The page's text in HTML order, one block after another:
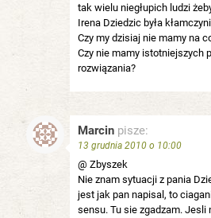
tak wielu niegłupich ludzi
Irena Dziedzic była
Czy my dzisiaj nie mamy na
Czy nie mamy istotniejszych
rozwiązania?
Marcin pisze:
13 grudnia 2010 o 10:00
@ Zbyszek
Nie znam sytuacji z pania
jest jak pan napisal, to
sensu. Tu sie zgadzam. Jesli